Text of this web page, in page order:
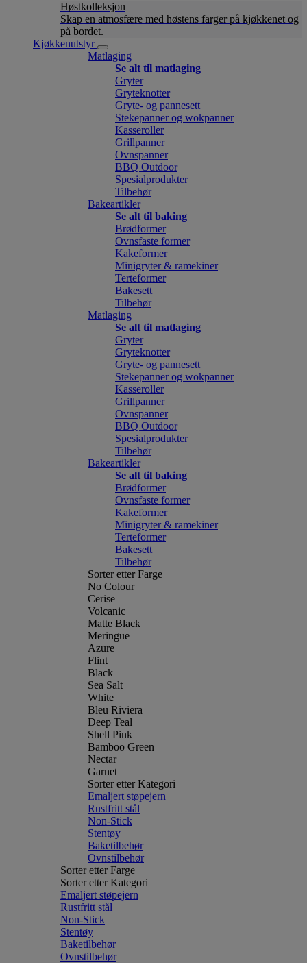
Høstkolleksjon
Skap en atmosfære med høstens farger på kjøkkenet og
på bordet.
Kjøkkenutstyr
Matlaging
Se alt til matlaging
Gryter
Gryteknotter
Gryte- og pannesett
Stekepanner og wokpanner
Kasseroller
Grillpanner
Ovnspanner
BBQ Outdoor
Spesialprodukter
Tilbehør
Bakeartikler
Se alt til baking
Brødformer
Ovnsfaste former
Kakeformer
Minigryter & ramekiner
Terteformer
Bakesett
Tilbehør
Matlaging
Se alt til matlaging
Gryter
Gryteknotter
Gryte- og pannesett
Stekepanner og wokpanner
Kasseroller
Grillpanner
Ovnspanner
BBQ Outdoor
Spesialprodukter
Tilbehør
Bakeartikler
Se alt til baking
Brødformer
Ovnsfaste former
Kakeformer
Minigryter & ramekiner
Terteformer
Bakesett
Tilbehør
Sorter etter Farge
No Colour
Cerise
Volcanic
Matte Black
Meringue
Azure
Flint
Black
Sea Salt
White
Bleu Riviera
Deep Teal
Shell Pink
Bamboo Green
Nectar
Garnet
Sorter etter Kategori
Emaljert støpejern
Rustfritt stål
Non-Stick
Stentøy
Baketilbehør
Ovnstilbehør
Sorter etter Farge
Sorter etter Kategori
Emaljert støpejern
Rustfritt stål
Non-Stick
Stentøy
Baketilbehør
Ovnstilbehør